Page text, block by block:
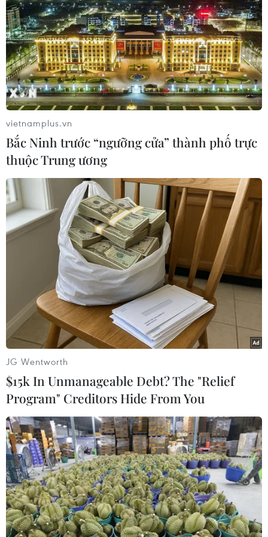
#Thi hành án dân sự
#Đối tác Chiến lược Algeria
Theo dõi VietnamPlus
TIN LIÊN QUAN
Việt Nam-Algeria từ quan hệ truyền thống
đến hợp tác cùng có lợi
23/11/2022 23:11
vietnamplus.vn
Bắc Ninh trước “ngưỡng cửa” thành phố trực
thuộc Trung ương
JG Wentworth
$15k In Unmanageable Debt? The "Relief
Program" Creditors Hide From You